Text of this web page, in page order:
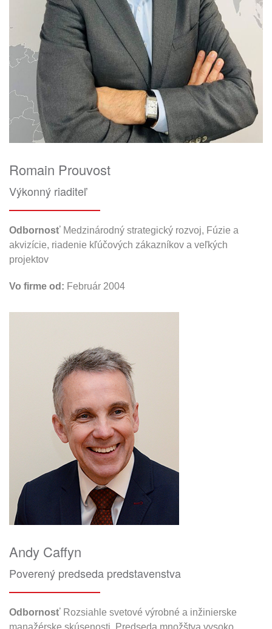
Romain Prouvost
Výkonný riaditeľ
Odbornosť Medzinárodný strategický rozvoj, Fúzie a
akvizície, riadenie kľúčových zákazníkov a veľkých
projektov
Vo firme od: Február 2004
Andy Caffyn
Poverený predseda predstavenstva
Odbornosť Rozsiahle svetové výrobné a inžinierske
manažérske skúsenosti. Predseda množštva vysoko